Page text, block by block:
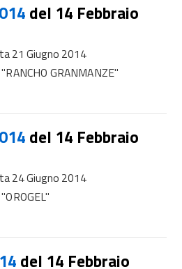
del 14 Febbraio
21 Giugno 2014
GRANMANZE"
del 14 Febbraio
24 Giugno 2014
del 14 Febbraio